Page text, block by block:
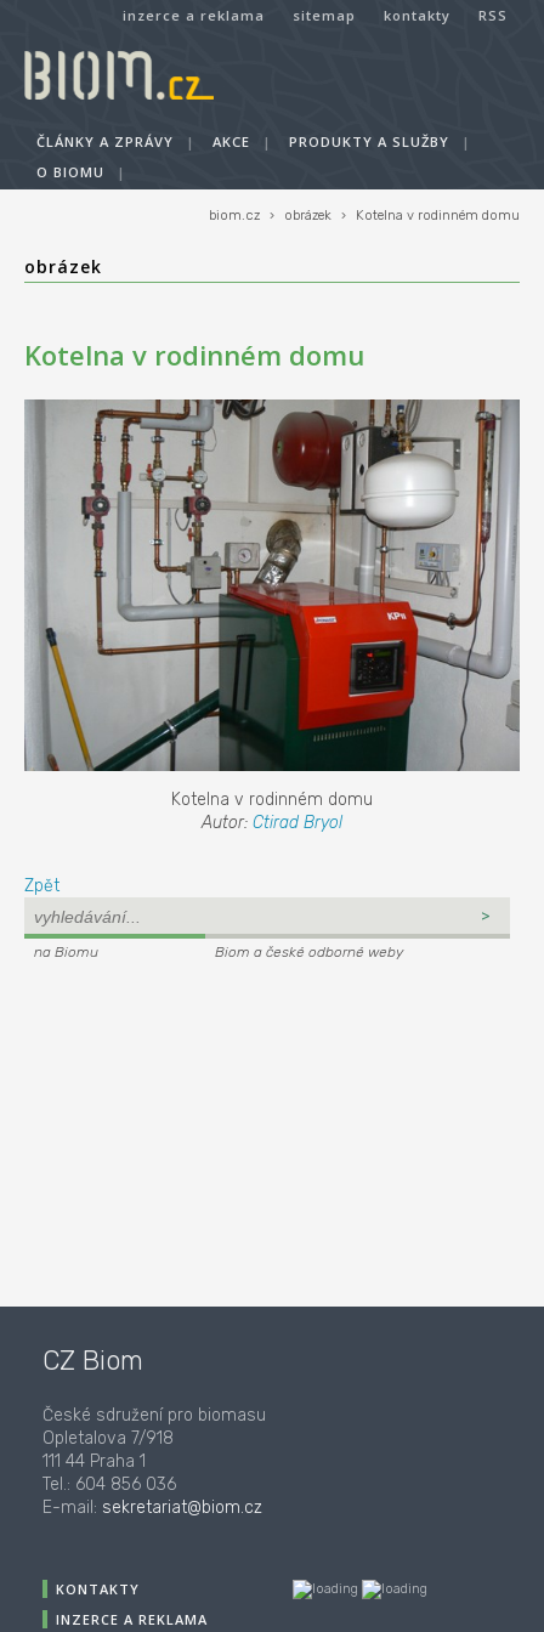
inzerce a reklama sitemap kontakty RSS
ČLÁNKY A ZPRÁVY | AKCE | PRODUKTY A SLUŽBY
|
O BIOMU
|
biom.cz › obrázek › Kotelna v rodinném domu
obrázek
Kotelna v rodinném domu
Kotelna v rodinném domu
Autor: Ctirad Bryol
Zpět
na Biomu Biom a české odborné weby
CZ Biom
České sdružení pro biomasu
Opletalova 7/918
111 44 Praha 1
Tel.: 604 856 036
E-mail: sekretariat@biom.cz
KONTAKTY
INZERCE A REKLAMA